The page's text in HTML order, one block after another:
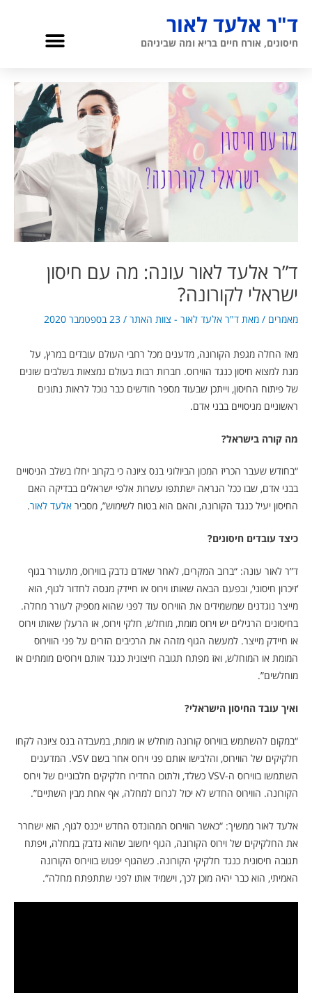
לתוכןד"ר אלעד לאור
חיסונים, אורח חיים בריא ומה שביניהם תפריט
ד”ר אלעד לאור עונה: מה עם חיסון
ישראלי לקורונה?
מאמרים / מאת ד"ר אלעד לאור - צוות האתר / 23 בספטמבר 2020
מאז החלה מגפת הקורונה, מדענים מכל רחבי העולם עובדים במרץ, על
מנת למצוא חיסון כנגד הווירוס. חברות רבות בעולם נמצאות בשלבים שונים
של פיתוח החיסון, וייתכן שבעוד מספר חודשים כבר נוכל לראות נתונים
ראשוניים מניסויים בבני אדם.
מה קורה בישראל?
“בחודש שעבר הכריז המכון הביולוגי בנס ציונה כי בקרוב יחלו בשלב הניסויים
בבני אדם, שבו ככל הנראה ישתתפו עשרות אלפי ישראלים בבדיקה האם
החיסון יעיל כנגד הקורונה, והאם הוא בטוח לשימוש”, מסביר אלעד לאור.
כיצד עובדים חיסונים?
ד”ר לאור עונה: “ברוב המקרים, לאחר שאדם נדבק בווירוס, מתעורר בגוף
‘זיכרון חיסוני’, ובפעם הבאה שאותו וירוס או חיידק מנסה לחדור לגוף, הוא
מייצר נוגדנים שמשמידים את הווירוס עוד לפני שהוא מספיק לעורר מחלה.
בחיסונים הרגילים יש וירוס מומת, מוחלש, חלקי וירוס, או הרעלן שאותו וירוס
או חיידק מייצר. למעשה הגוף מזהה את הרכיבים הזרים על פני הווירוס
המומת או המוחלש, ואז מפתח תגובה חיצונית כנגד אותם וירוסים מומתים או
מוחלשים”.
ואיך עובד החיסון הישראלי?
“במקום להשתמש בווירוס קורונה מוחלש או מומת, במעבדה בנס ציונה לקחו
חלקיקים של הווירוס, והלבישו אותם פני וירוס אחר בשם VSV. המדענים
השתמשו בווירוס ה-VSV כשלד, ולתוכו החדירו חלקיקים חלבוניים של וירוס
הקורונה. הווירוס החדש לא יכול לגרום למחלה, אף אחת מבין השתיים”.
אלעד לאור ממשיך: “כאשר הווירוס המהונדס החדש ייכנס לגוף, הוא ישחרר
את החלקיקים של וירוס הקורונה, הגוף יחשוב שהוא נדבק במחלה, ויפתח
תגובה חיסונית כנגד חלקיקי הקורונה. כשהגוף יפגוש בווירוס הקורונה
האמיתי, הוא כבר יהיה מוכן לכך, וישמיד אותו לפני שתתפתח מחלה”.